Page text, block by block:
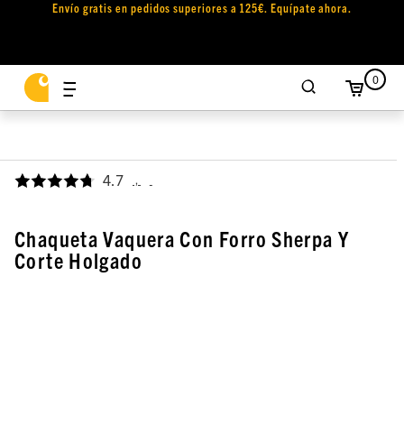
Envío gratis en pedidos superiores a 125€. Equípate ahora.
0
4.7 ,
Chaqueta Vaquera Con Forro Sherpa Y
Corte Holgado